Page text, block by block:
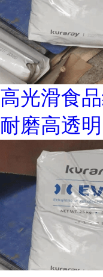
高光滑食
耐磨高透